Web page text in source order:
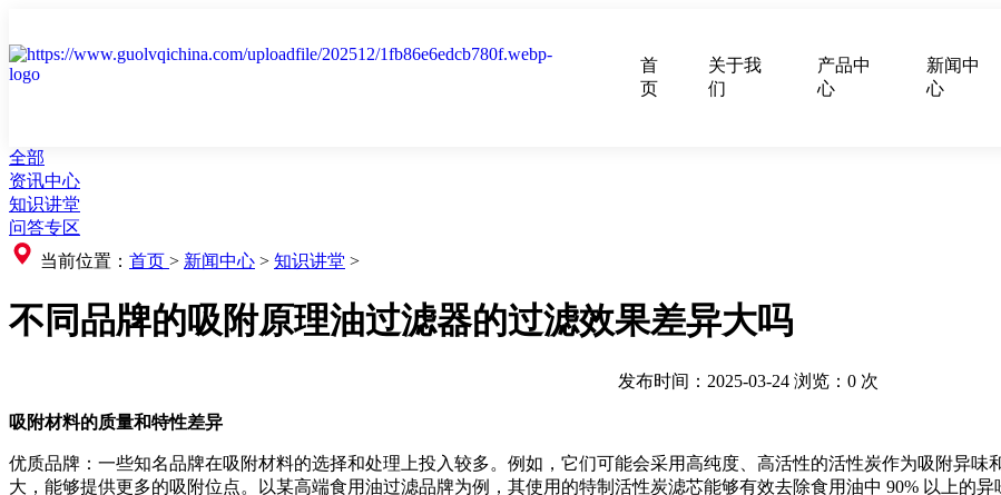
首
页
关于我
们
产品中
心
新闻中
心
全部
资讯中心
知识讲堂
问答专区
当前位置： 首页 > 新闻中心 > 知识讲堂 >
不同品牌的吸附原理油过滤器的过滤效果差异大吗
发布时间：2025-03-24 浏览： 0 次
吸附材料的质量和特性差异
优质品牌：一些知名品牌在吸附材料的选择和处理上投入较多。例如，它们可能会采用高纯度、高活性的活性炭作为吸附异
大，能够提供更多的吸附位点。以某高端食用油过滤品牌为例，其使用的特制活性炭滤芯能够有效去除食用油中 90% 以上的